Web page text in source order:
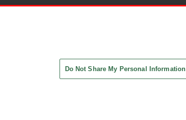
Do Not Share My Personal Information